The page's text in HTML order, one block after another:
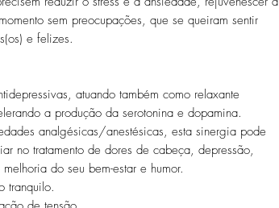
sem preocupações, que se queiram sentir
e felizes.
atuando também como relaxante
a produção da serotonina e dopamina.
analgésicas/anestésicas, esta sinergia pode
no tratamento de dores de cabeça, depressão,
do seu bem-estar e humor.
tranquilo.